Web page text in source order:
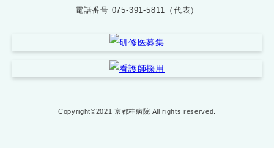
電話番号 075-391-5811（代表）
Copyright©2021 京都桂病院 All rights reserved.